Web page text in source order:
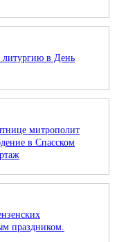
в День
митрополит
в Спасском
праздником.